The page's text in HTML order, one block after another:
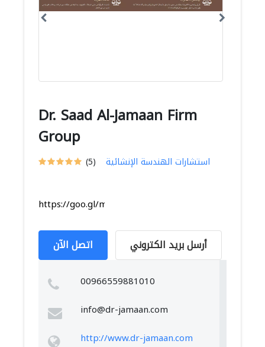
Dr. Saad Al-Jamaan Firm
Group
(5) استشارات الهندسة الإنشائية
https://goo.gl/maps/HwUv5aJm5t99dXEa8
اتصل الآن أرسل بريد الكتروني
00966559881010
info@dr-jamaan.com
http://www.dr-jamaan.com